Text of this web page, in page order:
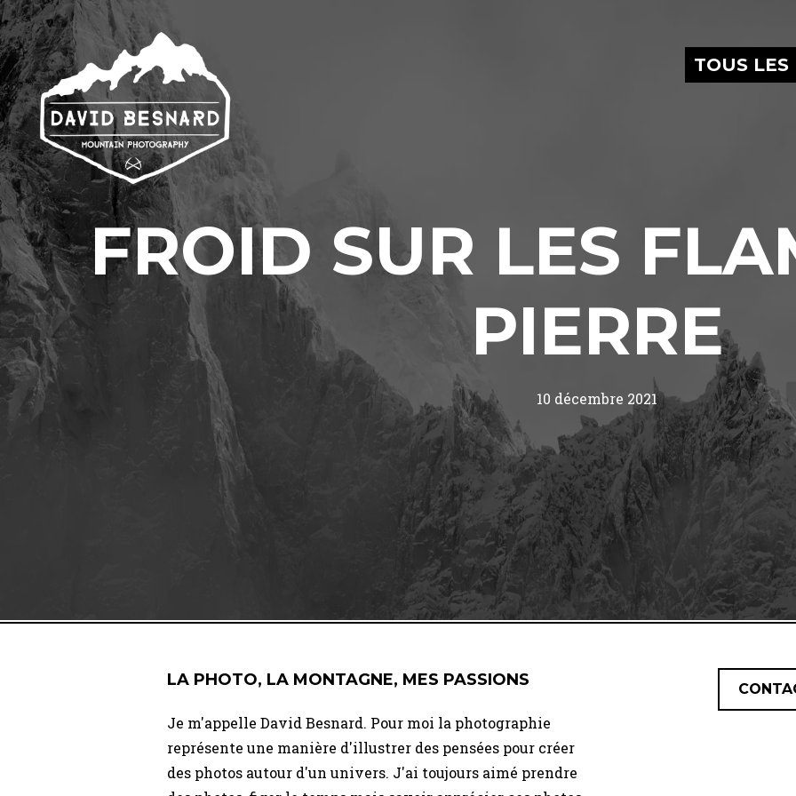
TOUS
FROID SUR LES
PIERRE
10 décembre 2021
LA PHOTO, LA MONTAGNE, MES PASSIONS
Je m'appelle David Besnard. Pour moi la photographie
représente une manière d'illustrer des pensées pour créer
des photos autour d'un univers. J'ai toujours aimé prendre